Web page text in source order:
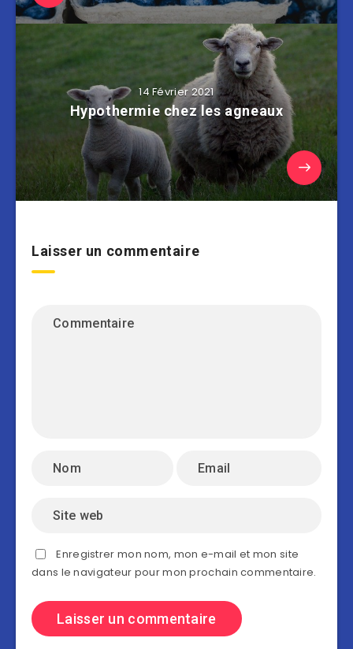
14 Février 2021
Hypothermie chez les agneaux
Laisser un commentaire
Enregistrer mon nom, mon e-mail et mon site
dans le navigateur pour mon prochain commentaire.